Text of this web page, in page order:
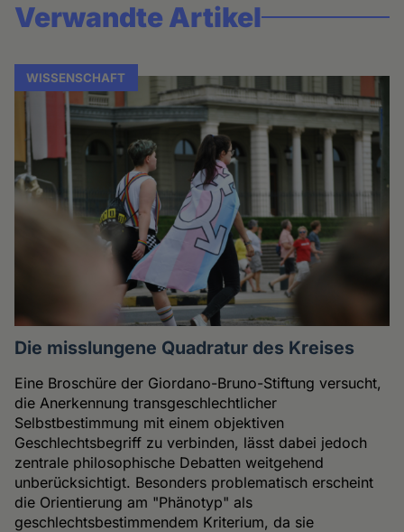
Verwandte Artikel
WISSENSCHAFT
Die misslungene Quadratur des Kreises
Eine Broschüre der Giordano-Bruno-Stiftung versucht,
die Anerkennung transgeschlechtlicher
Selbstbestimmung mit einem objektiven
Geschlechtsbegriff zu verbinden, lässt dabei jedoch
zentrale philosophische Debatten weitgehend
unberücksichtigt. Besonders problematisch erscheint
die Orientierung am "Phänotyp" als
geschlechtsbestimmendem Kriterium, da sie